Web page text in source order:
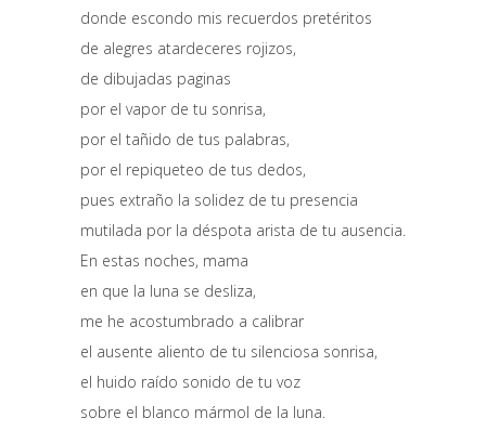
donde escondo mis recuerdos pretéritos
de alegres atardeceres rojizos,
de dibujadas paginas
por el vapor de tu sonrisa,
por el tañido de tus palabras,
por el repiqueteo de tus dedos,
pues extraño la solidez de tu presencia
mutilada por la déspota arista de tu ausencia.
En estas noches, mama
en que la luna se desliza,
me he acostumbrado a calibrar
el ausente aliento de tu silenciosa sonrisa,
el huido raído sonido de tu voz
sobre el blanco mármol de la luna.